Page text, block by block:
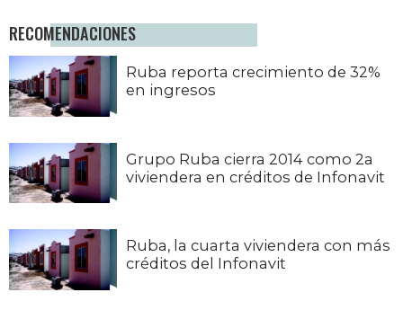
RECOMENDACIONES
Ruba reporta crecimiento de 32%
en ingresos
Grupo Ruba cierra 2014 como 2a
viviendera en créditos de Infonavit
Ruba, la cuarta viviendera con más
créditos del Infonavit